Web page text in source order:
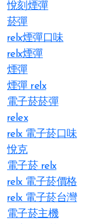
悅刻煙彈
菸彈
relx煙彈口味
relx煙彈
煙彈
煙彈 relx
電子菸菸彈
relex
relx 電子菸口味
悅克
電子菸 relx
relx 電子菸價格
relx 電子菸台灣
電子菸主機